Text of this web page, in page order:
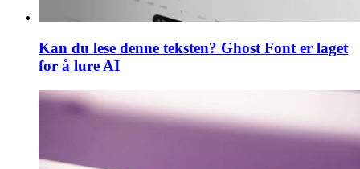
Kan du lese denne teksten? Ghost Font er laget
for å lure AI